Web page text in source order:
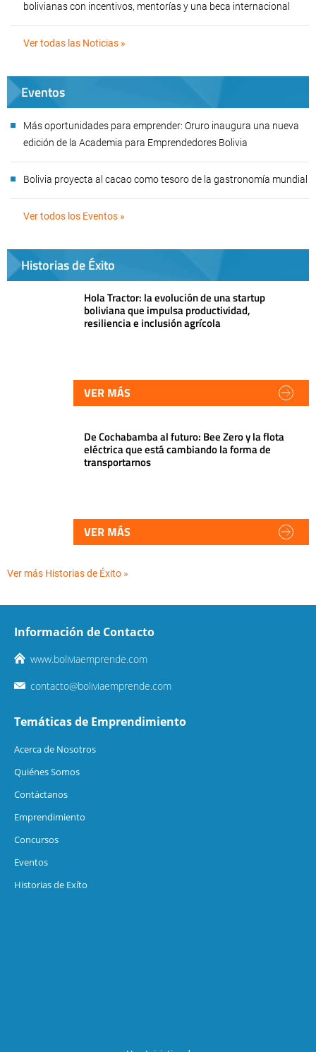
bolivianas con incentivos, mentorías y una beca internacional
Ver todas las Noticias »
Eventos
Más oportunidades para emprender: Oruro inaugura una nueva
edición de la Academia para Emprendedores Bolivia
Bolivia proyecta al cacao como tesoro de la gastronomía mundial
Ver todos los Eventos »
Historias de Éxito
Hola Tractor: la evolución de una startup
boliviana que impulsa productividad,
resiliencia e inclusión agrícola
VER MÁS
De Cochabamba al futuro: Bee Zero y la flota
eléctrica que está cambiando la forma de
transportarnos
VER MÁS
Ver más Historias de Éxito »
Información de Contacto
www.boliviaemprende.com
contacto@boliviaemprende.com
Temáticas de Emprendimiento
Acerca de Nosotros
Quiénes Somos
Contáctanos
Emprendimiento
Concursos
Eventos
Historias de Exíto